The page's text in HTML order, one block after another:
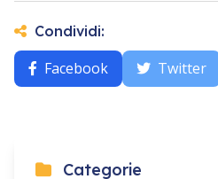
Condividi:
Facebook Twitter
Categorie